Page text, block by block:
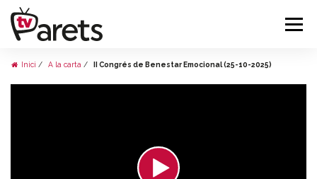
Inici A la carta II Congrés de Benestar Emocional (25-10-2025)